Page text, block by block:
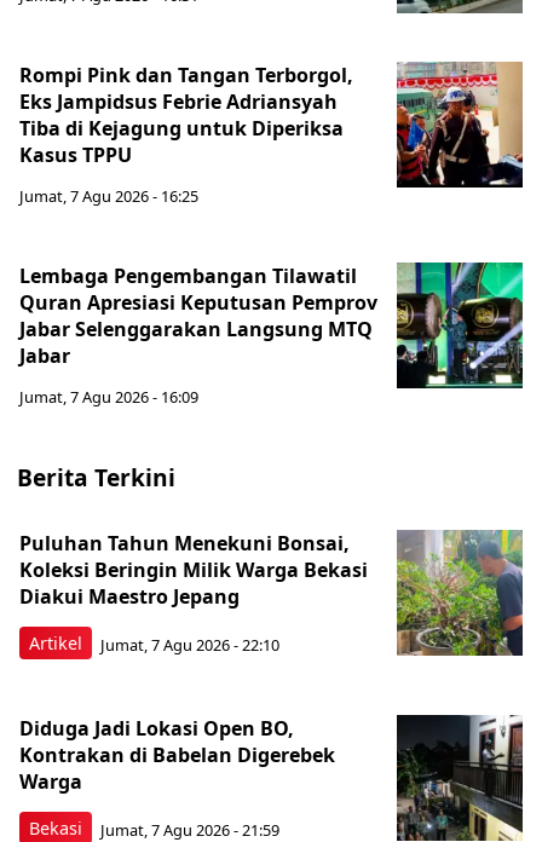
Rompi Pink dan Tangan Terborgol,
Eks Jampidsus Febrie Adriansyah
Tiba di Kejagung untuk Diperiksa
Kasus TPPU
Jumat, 7 Agu 2026 - 16:25
Lembaga Pengembangan Tilawatil
Quran Apresiasi Keputusan Pemprov
Jabar Selenggarakan Langsung MTQ
Jabar
Jumat, 7 Agu 2026 - 16:09
Berita Terkini
Artikel
Puluhan Tahun Menekuni Bonsai,
Koleksi Beringin Milik Warga Bekasi
Diakui Maestro Jepang
Jumat, 7 Agu 2026 - 22:10
Bekasi
Diduga Jadi Lokasi Open BO,
Kontrakan di Babelan Digerebek
Warga
Jumat, 7 Agu 2026 - 21:59